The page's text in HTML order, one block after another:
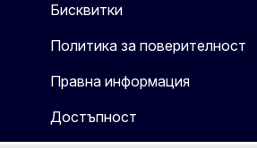
Бисквитки
Политика за поверителност
Правна информация
Достъпност